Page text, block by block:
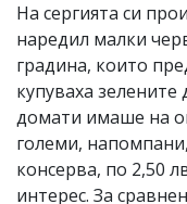
На сергията си
наредил малки
градина, които
купуваха
домати имаше на
големи, напомпани,
консерва, по 2,50
интерес. За